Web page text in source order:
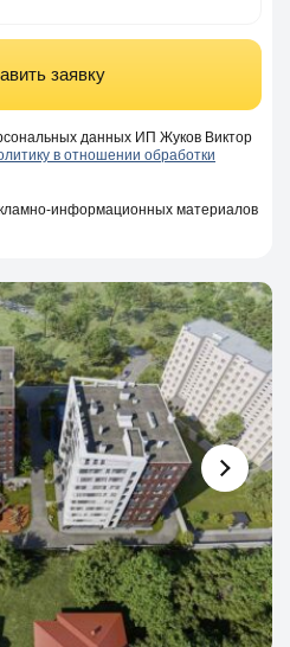
заявку
данных ИП Жуков Виктор
в отношении обработки
информационных материалов